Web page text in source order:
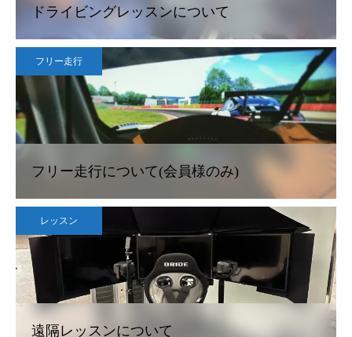
ドライビングレッスンについて
フリー走行
フリー走行について(会員様のみ)
レッスン
遠隔レッスンについて